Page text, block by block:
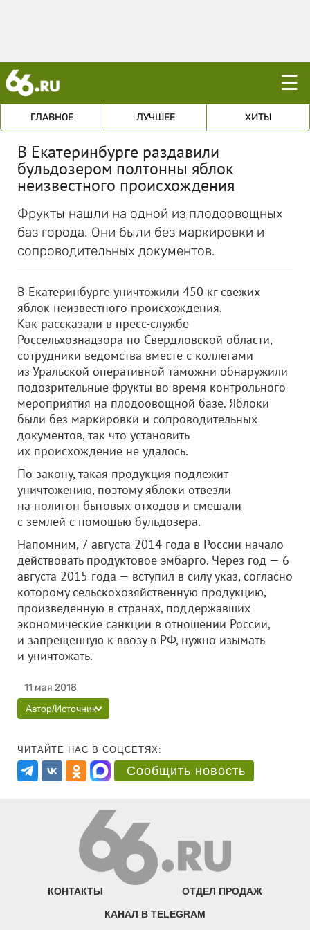
☰
ГЛАВНОЕ ЛУЧШЕЕ ХИТЫ
В Екатеринбурге раздавили
бульдозером полтонны яблок
неизвестного происхождения
Фрукты нашли на одной из плодоовощных
баз города. Они были без маркировки и
сопроводительных документов.
В Екатеринбурге уничтожили 450 кг свежих
яблок неизвестного происхождения.
Как рассказали в пресс-службе
Россельхознадзора по Свердловской области,
сотрудники ведомства вместе с коллегами
из Уральской оперативной таможни обнаружили
подозрительные фрукты во время контрольного
мероприятия на плодоовощной базе. Яблоки
были без маркировки и сопроводительных
документов, так что установить
их происхождение не удалось.
По закону, такая продукция подлежит
уничтожению, поэтому яблоки отвезли
на полигон бытовых отходов и смешали
с землей с помощью бульдозера.
Напомним, 7 августа 2014 года в России начало
действовать продуктовое эмбарго. Через год — 6
августа 2015 года — вступил в силу указ, согласно
которому сельскохозяйственную продукцию,
произведенную в странах, поддержавших
экономические санкции в отношении России,
и запрещенную к ввозу в РФ, нужно изымать
и уничтожать.
11 мая 2018
Автор/Источник
ЧИТАЙТЕ НАС В СОЦСЕТЯХ:
Сообщить новость
КОНТАКТЫ ОТДЕЛ ПРОДАЖ
КАНАЛ В TELEGRAM